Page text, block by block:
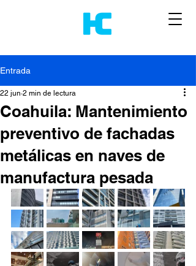
Entrada
Coahuila: Mantenimiento
preventivo de fachadas
metálicas en naves de
manufactura pesada
22 jun 2 min de lectura